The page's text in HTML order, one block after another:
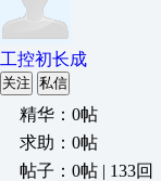
工控初长成
关注 私信
精华：0帖
求助：0帖
帖子：0帖 | 133回